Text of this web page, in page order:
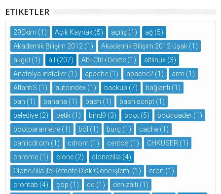
ETIKETLER
29Ekim (1) Açık Kaynak (5) açılış (1) ağ (5)
Akademik Bilişim 2012 (1) Akademik Bilişim 2012 Uşak (1)
akgül (1) all (207) Alt+Ctrl+Delete (1) altlinux (3)
Anatolya installer (1) apache (1) apache2 (1) arm (1)
AtlantiS (1) autoindex (1) backup (7) bağlantı (1)
ban (1) banana (1) bash (1) bash script (1)
belediye (2) betik (1) bind9 (3) boot (5) bootloader (1)
bootparametre (1) böl (1) burg (1) cache (1)
canlicdrom (1) cdrom (1) centos (1) CHKUSER (1)
chrome (1) clone (2) clonezilla (4)
CloneZilla ile Remote Disk Clone işlemi (1) cron (1)
crontab (4) çöp (1) dd (1) denizaltı (1)